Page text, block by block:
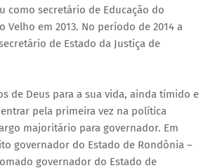
como secretário de Educação do
Velho em 2013. No período de 2014 a
de Estado da Justiça de
de Deus para a sua vida, ainda tímido e
pela primeira vez na política
majoritário para governador. Em
governador do Estado de Rondônia –
governador do Estado de